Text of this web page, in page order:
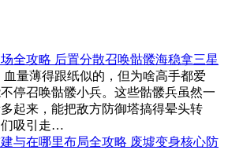
全攻略 后置分散召唤骷髅海稳拿三星
量薄得跟纸似的，但为啥高手都爱
停召唤骷髅小兵。这些骷髅兵虽然一
起来，能把敌方防御塔搞得晕头转
们吸引走…
与在哪里布局全攻略 废墟变身核心防